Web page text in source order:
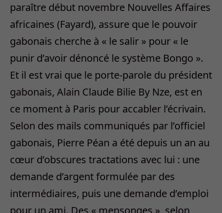
paraître début novembre Nouvelles Affaires
africaines (Fayard), assure que le pouvoir
gabonais cherche à « le salir » pour « le
punir d’avoir dénoncé le système Bongo ».
Et il est vrai que le porte-parole du président
gabonais, Alain Claude Bilie By Nze, est en
ce moment à Paris pour accabler l’écrivain.
Selon des mails communiqués par l’officiel
gabonais, Pierre Péan a été depuis un an au
cœur d’obscures tractations avec lui : une
demande d’argent formulée par des
intermédiaires, puis une demande d’emploi